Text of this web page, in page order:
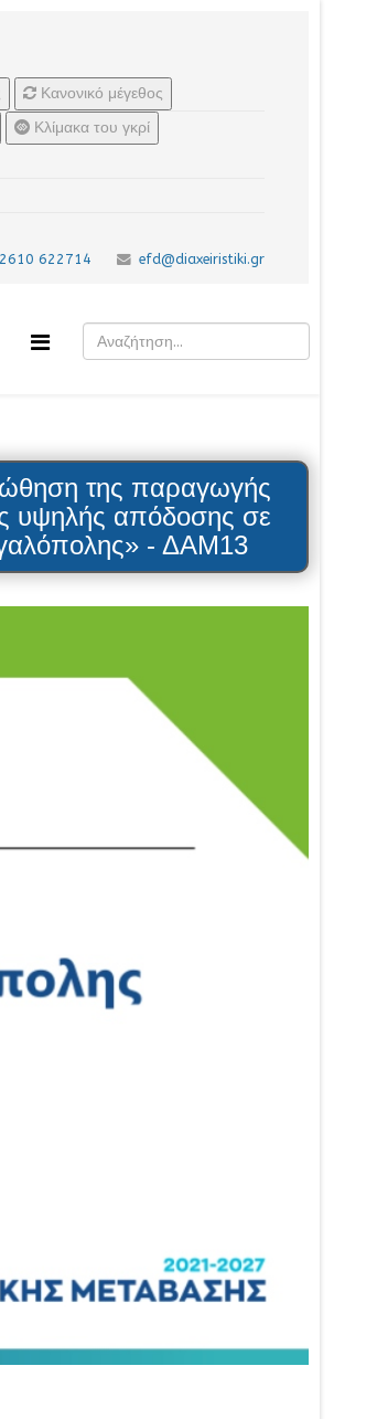
Κανονικό μέγεθος
Κλίμακα του γκρί
2610 622714 efd@diaxeiristiki.gr
της παραγωγής
υψηλής απόδοσης σε
- ΔΑΜ13